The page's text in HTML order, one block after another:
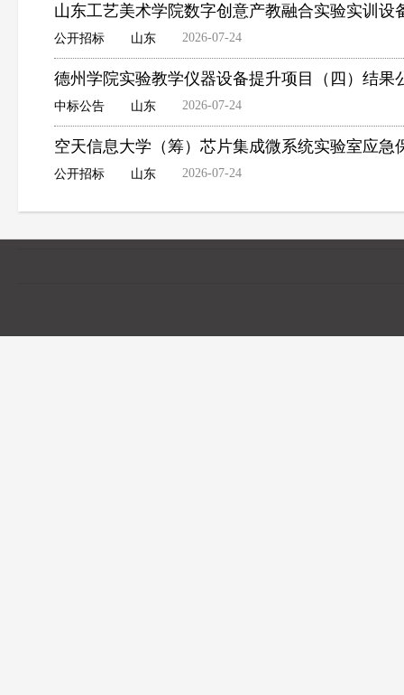
山东工艺美术学院数字创意产教融合实验实训
公开招标 山东 2026-07-24
德州学院实验教学仪器设备提升项目（四）结果
中标公告 山东 2026-07-24
空天信息大学（筹）芯片集成微系统实验室应
公开招标 山东 2026-07-24